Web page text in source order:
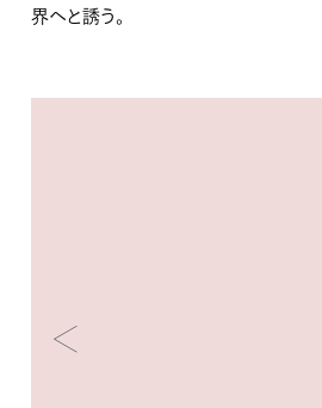
界へと誘う。